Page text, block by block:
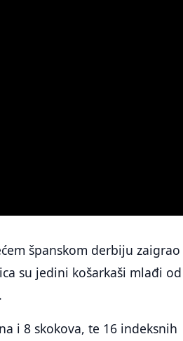
španskom derbiju zaigrao
su jedini košarkaši mlađi
i 8 skokova, te 16 indeksnih